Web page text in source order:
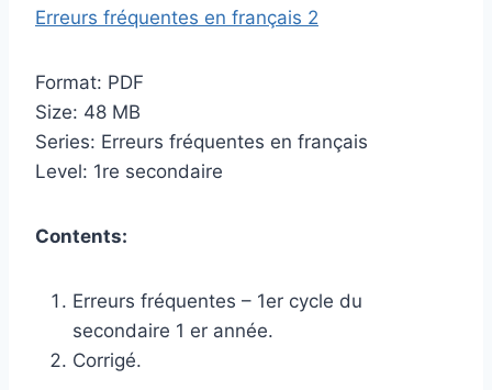
Erreurs fréquentes en français 2
Format: PDF
Size: 48 MB
Series: Erreurs fréquentes en français
Level: 1re secondaire
Contents:
Erreurs fréquentes – 1er cycle du
secondaire 1 er année.
Corrigé.